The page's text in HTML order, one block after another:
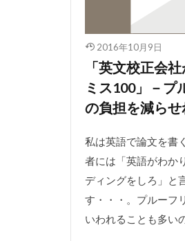
2016年10月9日
「英文校正会
ミス100」－プ
の負担を減らせ
私は英語で論文を書
者には「英語がわか
ディングをしろ」と
す・・・。プルーフ
いわれることも多い